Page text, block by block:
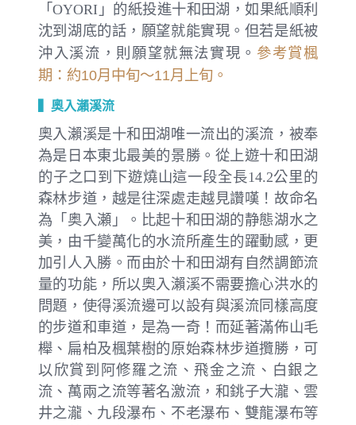
「OYORI」的紙投進十和田湖，如果紙順利
沈到湖底的話，願望就能實現。但若是紙被
沖入溪流，則願望就無法實現。 參考賞楓
期：約10月中旬～11月上旬。
▍奧入瀨溪流
奧入瀨溪是十和田湖唯一流出的溪流，被奉
為是日本東北最美的景勝。從上遊十和田湖
的子之口到下遊燒山這一段全長14.2公里的
森林步道，越是往深處走越見讚嘆！故命名
為「奥入瀬」。比起十和田湖的静態湖水之
美，由千變萬化的水流所產生的躍動感，更
加引人入勝。而由於十和田湖有自然調節流
量的功能，所以奧入瀨溪不需要擔心洪水的
問題，使得溪流邊可以設有與溪流同樣高度
的步道和車道，是為一奇！而延著滿佈山毛
櫸、扁柏及楓葉樹的原始森林步道攬勝，可
以欣賞到阿修羅之流、飛金之流、白銀之
流、萬兩之流等著名激流，和銚子大瀧、雲
井之瀧、九段瀑布、不老瀑布、雙龍瀑布等